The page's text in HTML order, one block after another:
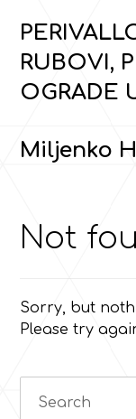
RUBOVI,
OGRADE
Miljenko
Not
Sorry, but
Please try